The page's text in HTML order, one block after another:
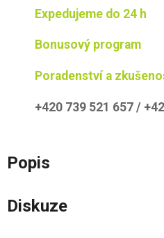
Expedujeme do 24 h
Bonusový program
Poradenství a
+420 739 521 657 /
Popis
Diskuze